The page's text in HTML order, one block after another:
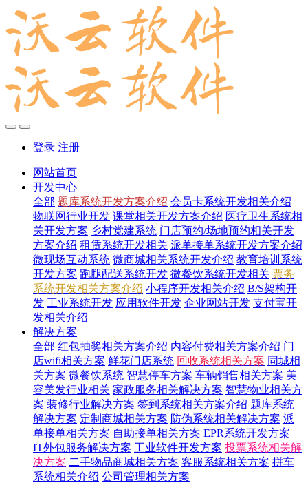
登录 注册
网站首页
开发中心
全部 题库系统开发方案介绍 会员卡系统开发相关介绍
物联网行业开发 课堂相关开发方案介绍 医疗卫生系统相
关开发方案 乡村党建系统 门店预约/场地预约相关开发
方案介绍 租赁系统开发相关 派单接单系统开发方案介绍
微现场互动系统 微商城相关系统开发介绍 教育培训系统
开发方案 跑腿配送系统开发 微餐饮系统开发相关 票务
系统开发相关方案介绍 小程序开发相关介绍 B/S架构开
发 工业系统开发 应用软件开发 企业网站开发 支付宝开
发相关介绍
解决方案
全部 红包抽奖相关方案介绍 内容付费相关方案介绍 门
店wifi相关方案 鲜花门店系统 回收系统相关方案 同城相
关方案 微餐饮系统 智慧停车方案 车辆销售相关方案 美
容美发行业相关 家政服务相关解决方案 智慧物业相关方
案 装修行业解决方案 签到系统相关方案介绍 题库系统
解决方案 定制商城相关方案 防伪系统相关解决方案 派
单接单相关方案 自助接单相关方案 EPR系统开发方案
IT外包服务解决方案 工业软件开发方案 投票系统相关解
决方案 二手物品商城相关方案 客服系统相关方案 拼车
系统相关介绍 公司管理相关方案